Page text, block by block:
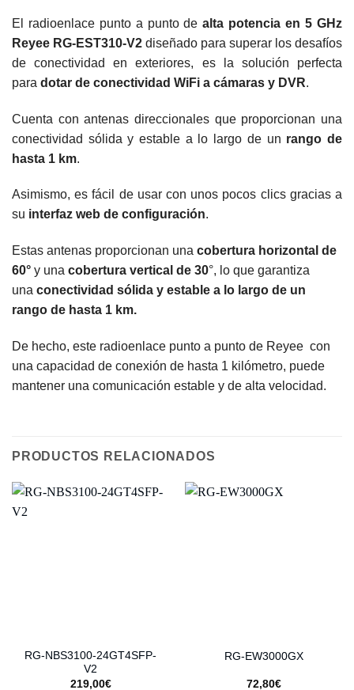
El radioenlace punto a punto dealta potencia en 5 GHz
Reyee RG-EST310-V2 diseñado para superar los desafíos
de conectividad en exteriores, es la solución perfecta
para dotar de conectividad WiFi a cámaras y DVR.
Cuenta con antenas direccionales que proporcionan una
conectividad sólida y estable a lo largo de un rango de
hasta 1 km.
Asimismo, es fácil de usar con unos pocos clics gracias a
su interfaz web de configuración.
Estas antenas proporcionan una cobertura horizontal de
60° y una cobertura vertical de 30°, lo que garantiza
una conectividad sólida y estable a lo largo de un
rango de hasta 1 km.
De hecho, este radioenlace punto a punto de Reyee con
una capacidad de conexión de hasta 1 kilómetro, puede
mantener una comunicación estable y de alta velocidad.
PRODUCTOS RELACIONADOS
RG-NBS3100-24GT4SFP-
V2
219,00€
RG-EW3000GX
72,80€